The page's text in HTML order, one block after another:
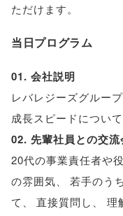
ただけます。
当日プログラム
01. 会社説明
レバレジーズグルー
成長スピードについ
02. 先輩社員との交流
20代の事業責任者や
の雰囲気
若手のう
て
直接質問し 理